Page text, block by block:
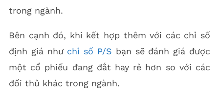
trong ngành.
Bên cạnh đó, khi kết hợp thêm với các chỉ số
định giá như chỉ số P/S bạn sẽ đánh giá được
một cổ phiếu đang đắt hay rẻ hơn so với các
đối thủ khác trong ngành.